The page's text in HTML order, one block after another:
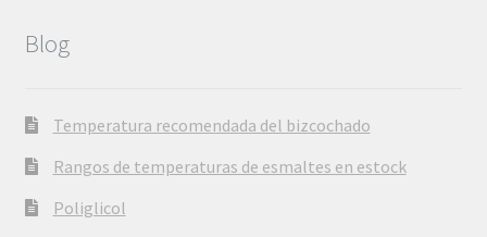
Blog
Temperatura recomendada del bizcochado
Rangos de temperaturas de esmaltes en estock
Poliglicol